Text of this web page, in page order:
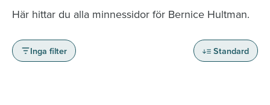
Här hittar du alla minnessidor för Bernice Hultman.
Inga filter Standard